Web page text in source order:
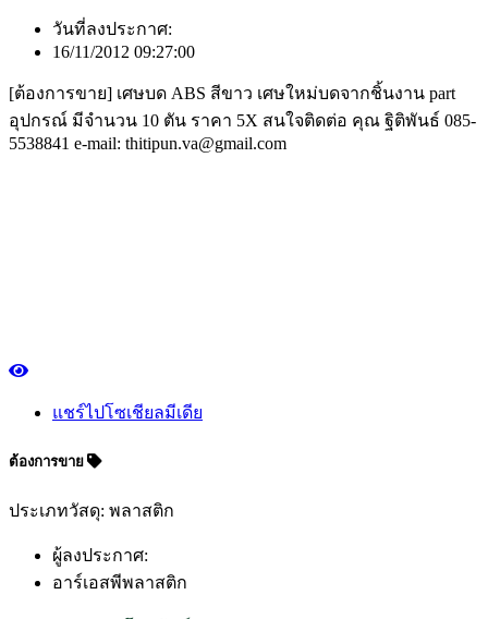
วันที่ลงประกาศ:
16/11/2012 09:27:00
[ต้องการขาย] เศษบด ABS สีขาว เศษใหม่บดจากชิ้นงาน part
อุปกรณ์ มีจำนวน 10 ตัน ราคา 5X สนใจติดต่อ คุณ ฐิติพันธ์ 085-
5538841 e-mail: thitipun.va@gmail.com
แชร์ไปโซเชียลมีเดีย
ต้องการขาย
ประเภทวัสดุ: พลาสติก
ผู้ลงประกาศ:
อาร์เอสพีพลาสติก